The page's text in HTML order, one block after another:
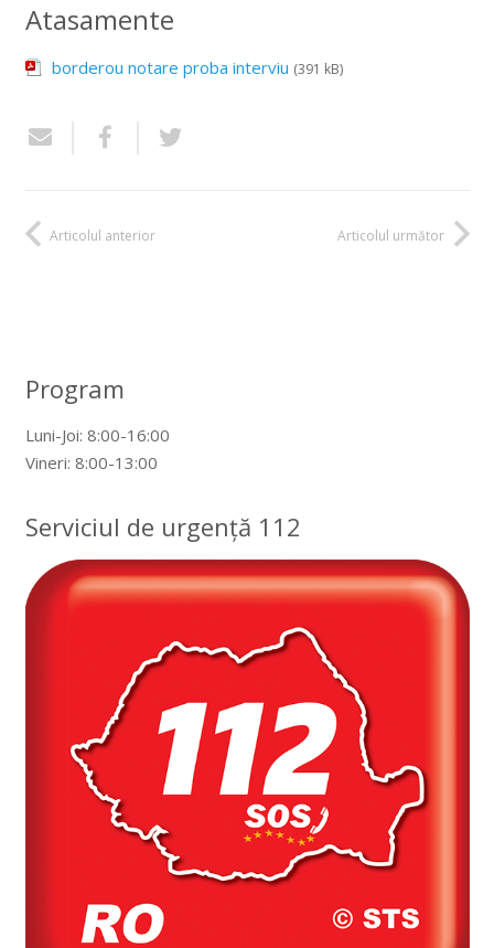
Atasamente
borderou notare proba interviu (391 kB)
Articolul anterior Articolul următor
Program
Luni-Joi: 8:00-16:00
Vineri: 8:00-13:00
Serviciul de urgență 112